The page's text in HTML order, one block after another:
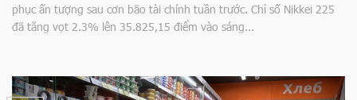
phục ấn tượng sau cơn bão tài chính tuần trước. Chỉ số Nikkei 225
đã tăng vọt 2.3% lên 35.825,15 điểm vào sáng...